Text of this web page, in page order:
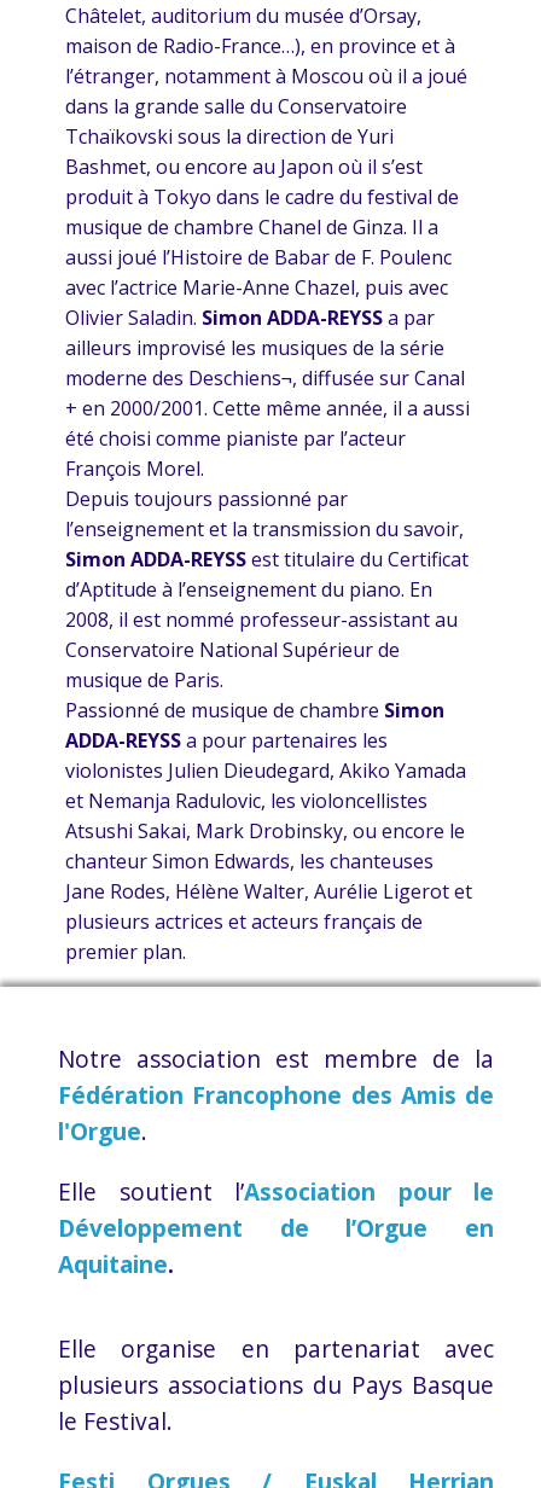
Châtelet, auditorium du musée d’Orsay,
maison de Radio-France…), en province et à
l’étranger, notamment à Moscou où il a joué
dans la grande salle du Conservatoire
Tchaïkovski sous la direction de Yuri
Bashmet, ou encore au Japon où il s’est
produit à Tokyo dans le cadre du festival de
musique de chambre Chanel de Ginza. Il a
aussi joué l’Histoire de Babar de F. Poulenc
avec l’actrice Marie-Anne Chazel, puis avec
Olivier Saladin. Simon ADDA-REYSSa par
ailleurs improvisé les musiques de la série
moderne des Deschiens¬, diffusée sur Canal
+ en 2000/2001. Cette même année, il a aussi
été choisi comme pianiste par l’acteur
François Morel.
Depuis toujours passionné par
l’enseignement et la transmission du savoir,
Simon ADDA-REYSSest titulaire du Certificat
d’Aptitude à l’enseignement du piano. En
2008, il est nommé professeur-assistant au
Conservatoire National Supérieur de
musique de Paris.
Passionné de musique de chambre Simon
ADDA-REYSSa pour partenaires les
violonistes Julien Dieudegard, Akiko Yamada
et Nemanja Radulovic, les violoncellistes
Atsushi Sakai, Mark Drobinsky, ou encore le
chanteur Simon Edwards, les chanteuses
Jane Rodes, Hélène Walter, Aurélie Ligerot et
plusieurs actrices et acteurs français de
premier plan.
Notre association est membre de la
Fédération Francophone des Amis de
l'Orgue.
Elle soutient l’Association pour le
Développement de l’Orgue en
Aquitaine.
Elle organise en partenariat avec
plusieurs associations du Pays Basque
le Festival.
Festi Orgues / Euskal Herrian